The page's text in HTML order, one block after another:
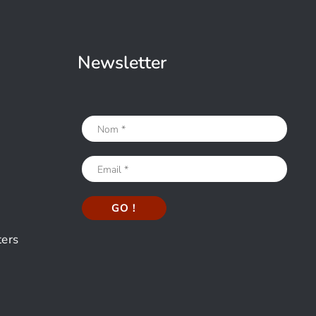
Newsletter